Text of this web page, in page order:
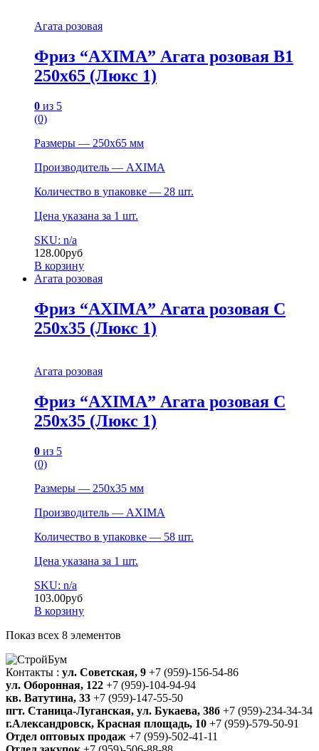
Агата розовая
Фриз “AXIMA” Агата розовая B1
250х65 (Люкс 1)
0 из 5
(0)
Размеры — 250х65 мм
Производитель — AXIMA
Количество в упаковке — 28 шт.
Цена указана за 1 шт.
SKU: n/a
128.00руб
В корзину
Агата розовая
Фриз “AXIMA” Агата розовая C
250х35 (Люкс 1)
Агата розовая
Фриз “AXIMA” Агата розовая C
250х35 (Люкс 1)
0 из 5
(0)
Размеры — 250х35 мм
Производитель — AXIMA
Количество в упаковке — 58 шт.
Цена указана за 1 шт.
SKU: n/a
103.00руб
В корзину
Показ всех 8 элементов
Контакты : ул. Советская, 9 +7 (959)-156-54-86
ул. Оборонная, 122 +7 (959)-104-94-94
кв. Ватутина, 33 +7 (959)-147-55-50
пгт. Станица-Луганская, ул. Букаева, 38б +7 (959)-234-34-34
г.Александровск, Красная площадь, 10 +7 (959)-579-50-91
Отдел оптовых продаж +7 (959)-502-41-11